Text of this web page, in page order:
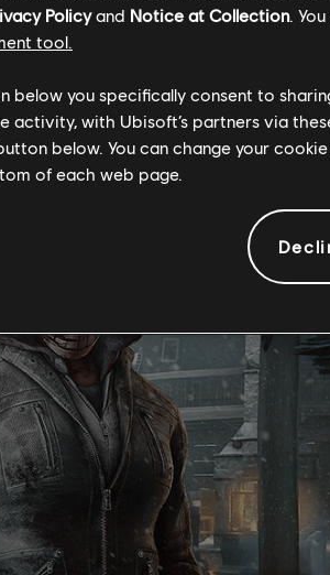
ックしましょう
Policyand Notice at Collection.
tool.
below you specifically consent to
with Ubisoft’s partners via
below. You can change your
of each web page.